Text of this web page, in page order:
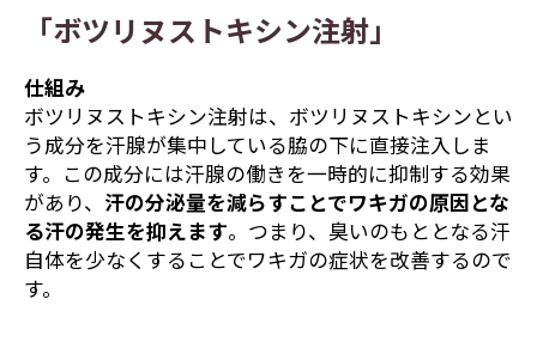
「ボツリヌストキシン注射」
仕組み
ボツリヌストキシン注射は、ボツリヌストキシンとい
う成分を汗腺が集中している脇の下に直接注入しま
す。この成分には汗腺の働きを一時的に抑制する効果
があり、 汗の分泌量を減らすことでワキガの原因とな
る汗の発生を抑えます。つまり、臭いのもととなる汗
自体を少なくすることでワキガの症状を改善するので
す。